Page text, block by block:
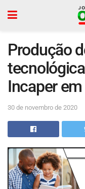
Produção
Incaper
30 de novembro de 2020